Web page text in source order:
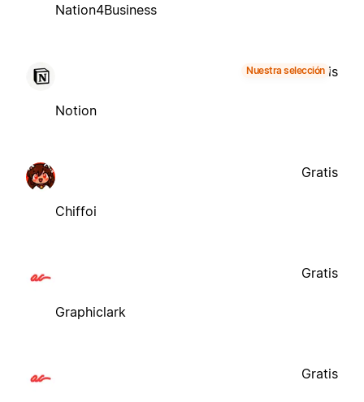
Nation4Business
Nuestra selección
Notion
Gratis
Chiffoi
Gratis
Graphiclark
Gratis
Gratis